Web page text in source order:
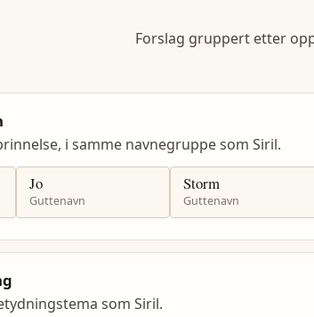
Forslag gruppert etter
i samme navnegruppe som Siril.
Jo
Guttenavn
Storm
Guttenavn
som Siril.